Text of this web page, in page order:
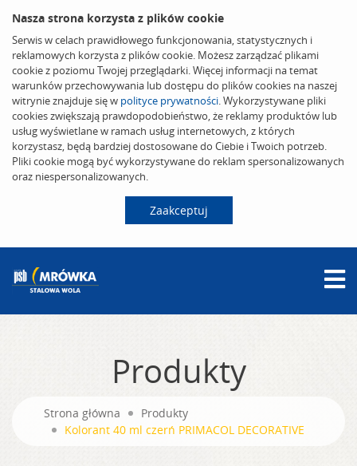
Nasza strona korzysta z plików cookie
Serwis w celach prawidłowego funkcjonowania, statystycznych i
reklamowych korzysta z plików cookie. Możesz zarządzać plikami
cookie z poziomu Twojej przeglądarki. Więcej informacji na temat
warunków przechowywania lub dostępu do plików cookies na naszej
witrynie znajduje się w polityce prywatności. Wykorzystywane pliki
cookies zwiększają prawdopodobieństwo, że reklamy produktów lub
usług wyświetlane w ramach usług internetowych, z których
korzystasz, będą bardziej dostosowane do Ciebie i Twoich potrzeb.
Pliki cookie mogą być wykorzystywane do reklam spersonalizowanych
oraz niespersonalizowanych.
Zaakceptuj
Produkty
Strona główna
Produkty
Kolorant 40 ml czerń PRIMACOL DECORATIVE